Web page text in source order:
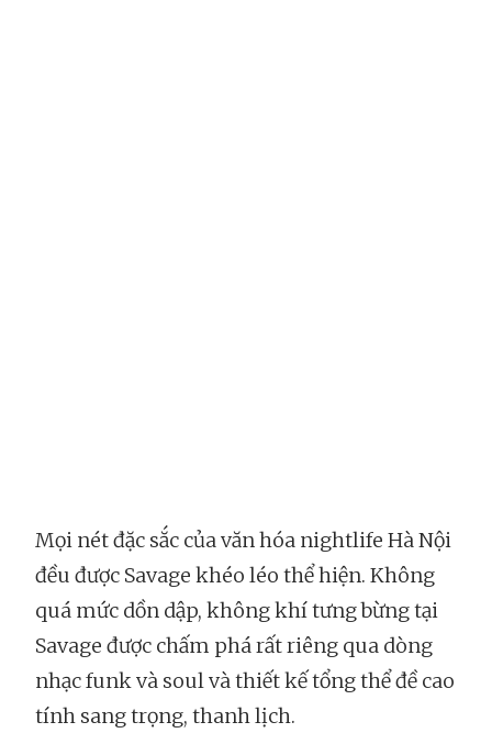
Mọi nét đặc sắc của văn hóa nightlife Hà Nội
đều được Savage khéo léo thể hiện. Không
quá mức dồn dập, không khí tưng bừng tại
Savage được chấm phá rất riêng qua dòng
nhạc funk và soul và thiết kế tổng thể đề cao
tính sang trọng, thanh lịch.